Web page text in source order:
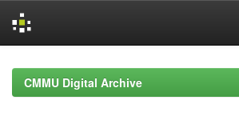
navigationCMMU Digital Archive